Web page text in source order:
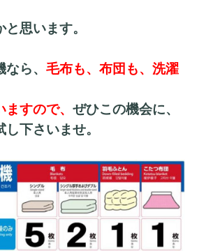
思います。
ら、 毛布も、布団も、洗濯
すので、 ぜひこの機会に、
下さいませ。